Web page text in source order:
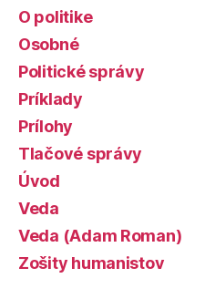
O politike
Osobné
Politické správy
Príklady
Prílohy
Tlačové správy
Úvod
Veda
Veda (Adam Roman)
Zošity humanistov